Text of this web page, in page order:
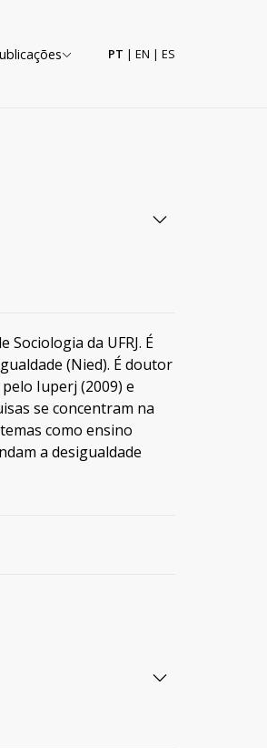
PT | EN | ES
da UFRJ. É
(Nied). É doutor
Iuperj (2009) e
se concentram na
como ensino
a desigualdade